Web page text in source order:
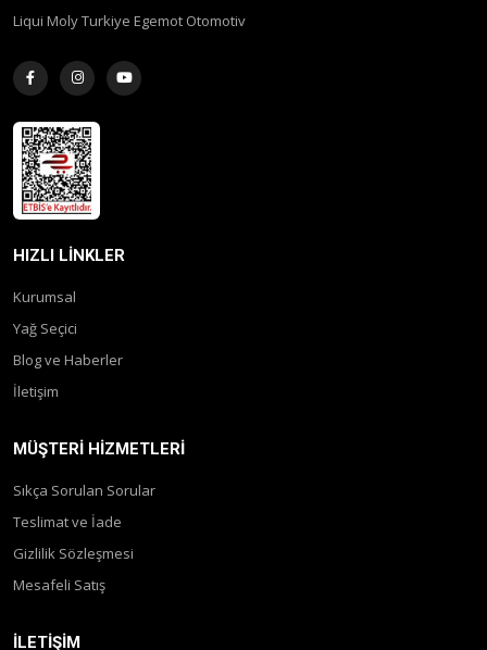
Liqui Moly Turkiye Egemot Otomotiv
HIZLI LINKLER
Kurumsal
Yağ Seçici
Blog ve Haberler
İletişim
MÜŞTERI HIZMETLERI
Sıkça Sorulan Sorular
Teslimat ve İade
Gizlilik Sözleşmesi
Mesafeli Satış
İLETIŞIM